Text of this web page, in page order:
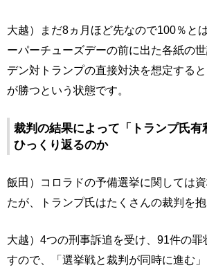
大越）まだ8ヵ月ほど先なので100％と
ーパーチューズデーの前に出た各紙の
デン対トランプの直接対決を想定する
が勝つという状態です。
裁判の結果によって「トランプ氏有
ひっくり返るのか
飯田）コロラドの予備選挙に関しては
たが、トランプ氏はたくさんの裁判を
大越）4つの刑事訴追を受け、91件の罪
すので、「選挙戦と裁判が同時に進む